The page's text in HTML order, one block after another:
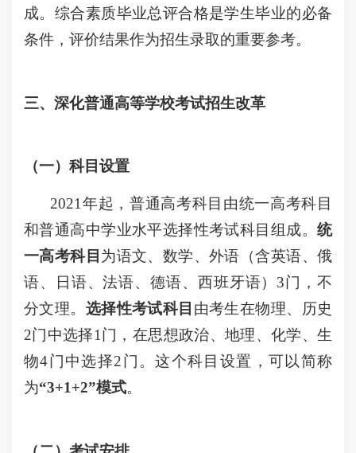
成。综合素质毕业总评合格是学生毕业的必备
条件，评价结果作为招生录取的重要参考。
三、深化普通高等学校考试招生改革
（一）科目设置
2021年起，普通高考科目由统一高考科目
和普通高中学业水平选择性考试科目组成。 统
一高考科目 为语文、数学、外语（含英语、俄
语、日语、法语、德语、西班牙语）3门，不
分文理。 选择性考试科目 由考生在物理、历史
2门中选择1门，在思想政治、地理、化学、生
物4门中选择2门。这个科目设置，可以简称
为“3+1+2”模式。